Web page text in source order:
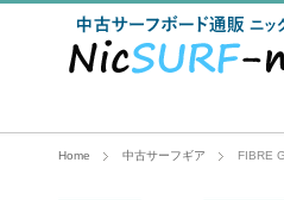
Home 中古サーフギア FIBRE